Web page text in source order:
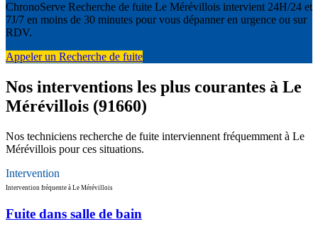
ChronoServe Recherche de fuite Le Mérévillois intervient 24H/24 et
7J/7 en moins de 30 minutes pour vous dépanner en urgence ou sur
RDV.
Appeler un Recherche de fuite
Nos interventions les plus courantes à Le
Mérévillois (91660)
Nos techniciens recherche de fuite interviennent fréquemment à Le
Mérévillois pour ces situations.
Intervention
Intervention fréquente à Le Mérévillois
Fuite dans salle de bain